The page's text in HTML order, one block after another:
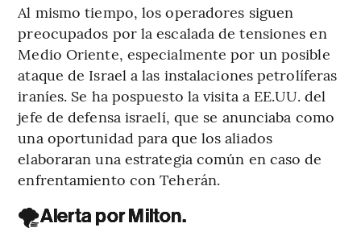
Al mismo tiempo, los operadores siguen
preocupados por la escalada de tensiones en
Medio Oriente, especialmente por un posible
ataque de Israel a las instalaciones petrolíferas
iraníes. Se ha pospuesto la visita a EE.UU. del
jefe de defensa israelí, que se anunciaba como
una oportunidad para que los aliados
elaboraran una estrategia común en caso de
enfrentamiento con Teherán.
🌪️Alerta por Milton.